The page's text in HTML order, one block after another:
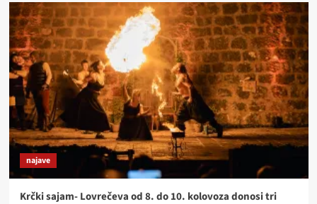
najave
Krčki sajam- Lovrečeva od 8. do 10. kolovoza donosi tri